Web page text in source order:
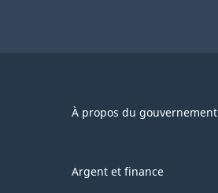
À propos du gouvernement
Argent et finance